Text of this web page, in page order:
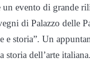
un evento di grande
di Palazzo delle
e storia”. Un
storia dell’arte italiana.